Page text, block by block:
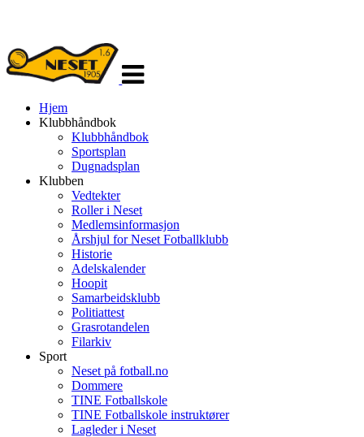
navigasjon
Hjem
Klubbhåndbok
Klubbhåndbok
Sportsplan
Dugnadsplan
Klubben
Vedtekter
Roller i Neset
Medlemsinformasjon
Årshjul for Neset Fotballklubb
Historie
Adelskalender
Hoopit
Samarbeidsklubb
Politiattest
Grasrotandelen
Filarkiv
Sport
Neset på fotball.no
Dommere
TINE Fotballskole
TINE Fotballskole instruktører
Lagleder i Neset